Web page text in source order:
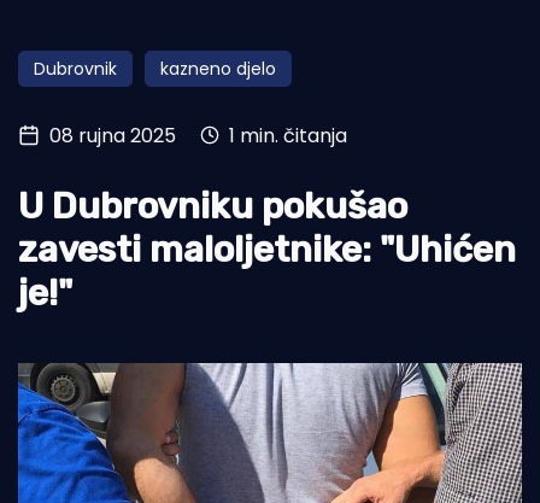
Obala
Otoci
Turizam i nautika
Pomorstvo
Ribolov
Ekologija
Dubrovnik kazneno djelo
08 rujna 2025 1 min. čitanja
U Dubrovniku pokušao
zavesti maloljetnike: "Uhićen
je!"